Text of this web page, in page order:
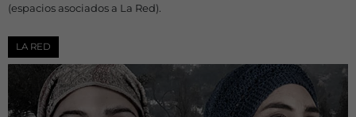
(espacios asociados a La Red).
LA RED